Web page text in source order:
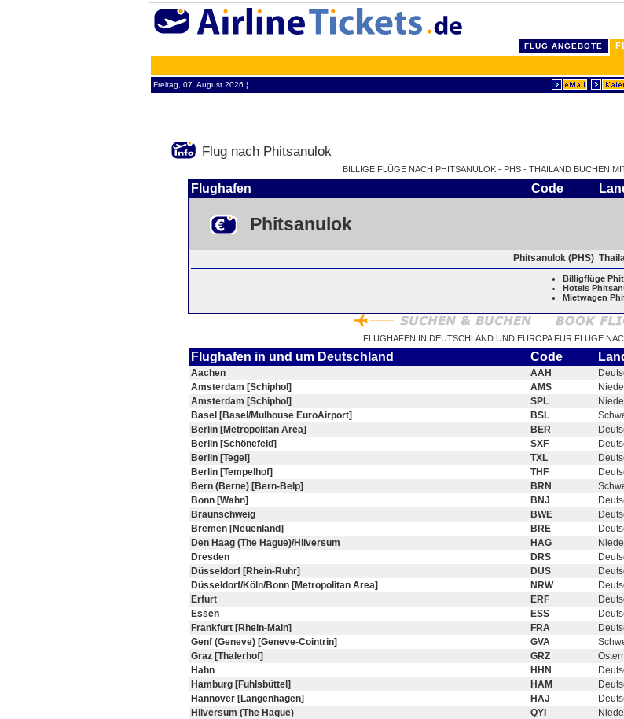
FLUG ANGEBOTE
Freitag, 07. August 2026 ¦
Flug nach Phitsanulok
BILLIGE FLÜGE NACH PHITSANULOK - PHS - THAILAND BUCHEN
Flughafen Code
Phitsanulok
Phitsanulok (PHS)
Billigflüge
Hotels
Mietwagen
FLUGHAFEN IN DEUTSCHLAND UND EUROPA FÜR FLÜGE
Flughafen in und um Deutschland Code
Aachen AAH
Amsterdam [Schiphol]
AMS
Amsterdam [Schiphol]
SPL
Basel [Basel/Mulhouse EuroAirport]
BSL
Berlin [Metropolitan Area]
BER
Berlin [Schönefeld]
SXF
Berlin [Tegel]
TXL
Berlin [Tempelhof]
THF
Bern (Berne) [Bern-Belp]
BRN
Bonn [Wahn]
BNJ
Braunschweig
BWE
Bremen [Neuenland]
BRE
Den Haag (The Hague)/Hilversum
HAG
Dresden
DRS
Düsseldorf [Rhein-Ruhr]
DUS
Düsseldorf/Köln/Bonn [Metropolitan Area]
NRW
Erfurt
ERF
Essen
ESS
Frankfurt [Rhein-Main]
FRA
Genf (Geneve) [Geneve-Cointrin]
GVA
Graz [Thalerhof]
GRZ
Hahn
HHN
Hamburg [Fuhlsbüttel]
HAM
Hannover [Langenhagen]
HAJ
Hilversum (The Hague)
QYI